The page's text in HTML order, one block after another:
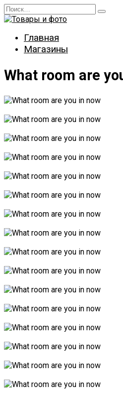
Перейти
к
Search
for:
Главная
Магазины
What room are